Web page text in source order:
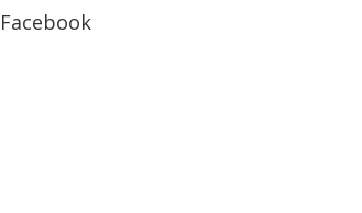
Facebook